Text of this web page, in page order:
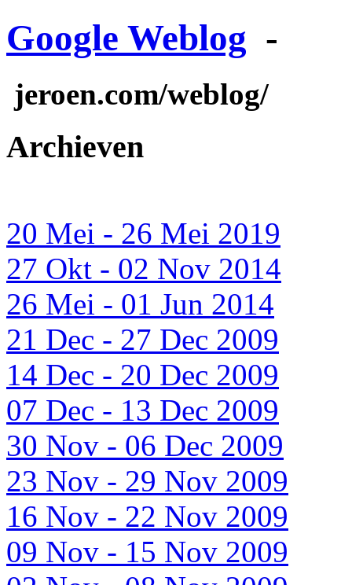
Google Weblog -
jeroen.com/weblog/
Archieven
20 Mei - 26 Mei 2019
27 Okt - 02 Nov 2014
26 Mei - 01 Jun 2014
21 Dec - 27 Dec 2009
14 Dec - 20 Dec 2009
07 Dec - 13 Dec 2009
30 Nov - 06 Dec 2009
23 Nov - 29 Nov 2009
16 Nov - 22 Nov 2009
09 Nov - 15 Nov 2009